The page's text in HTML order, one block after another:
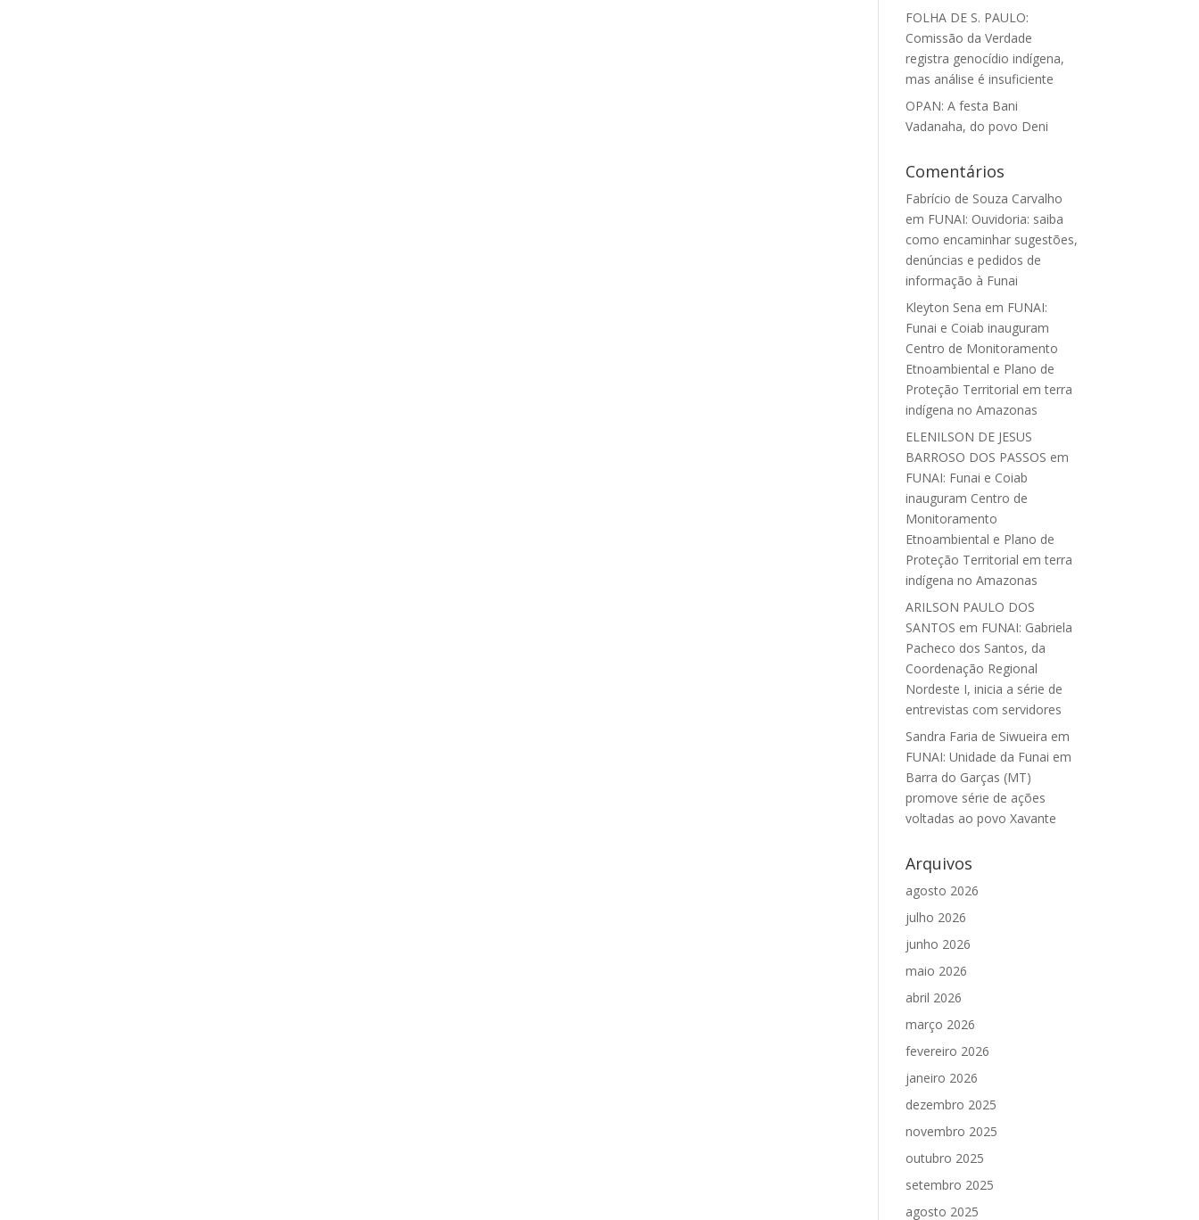
FOLHA DE S. PAULO:
Comissão da Verdade
registra genocídio indígena,
mas análise é insuficiente
OPAN: A festa Bani
Vadanaha, do povo Deni
Comentários
Fabrício de Souza Carvalho
em FUNAI: Ouvidoria: saiba
como encaminhar sugestões,
denúncias e pedidos de
informação à Funai
Kleyton Sena em FUNAI:
Funai e Coiab inauguram
Centro de Monitoramento
Etnoambiental e Plano de
Proteção Territorial em terra
indígena no Amazonas
ELENILSON DE JESUS
BARROSO DOS PASSOS em
FUNAI: Funai e Coiab
inauguram Centro de
Monitoramento
Etnoambiental e Plano de
Proteção Territorial em terra
indígena no Amazonas
ARILSON PAULO DOS
SANTOS em FUNAI: Gabriela
Pacheco dos Santos, da
Coordenação Regional
Nordeste I, inicia a série de
entrevistas com servidores
Sandra Faria de Siwueira em
FUNAI: Unidade da Funai em
Barra do Garças (MT)
promove série de ações
voltadas ao povo Xavante
Arquivos
agosto 2026
julho 2026
junho 2026
maio 2026
abril 2026
março 2026
fevereiro 2026
janeiro 2026
dezembro 2025
novembro 2025
outubro 2025
setembro 2025
agosto 2025